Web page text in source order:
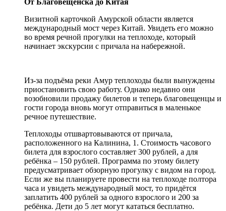
Визитной карточкой Амурской области является
международный мост через Китай. Увидеть его можно
во время речной прогулки на теплоходе, который
начинает экскурсии с причала на набережной.
Из-за подъёма реки Амур теплоходы были вынуждены
приостановить свою работу. Однако недавно они
возобновили продажу билетов и теперь благовещенцы и
гости города вновь могут отправиться в маленькое
речное путешествие.
Теплоходы отшвартовываются от причала,
расположенного на Калинина, 1. Стоимость часового
билета для взрослого составляет 300 рублей, а для
ребёнка – 150 рублей. Программа по этому билету
предусматривает обзорную прогулку с видом на город.
Если же вы планируете провести на теплоходе полтора
часа и увидеть международный мост, то придётся
заплатить 400 рублей за одного взрослого и 200 за
ребёнка. Дети до 5 лет могут кататься бесплатно.